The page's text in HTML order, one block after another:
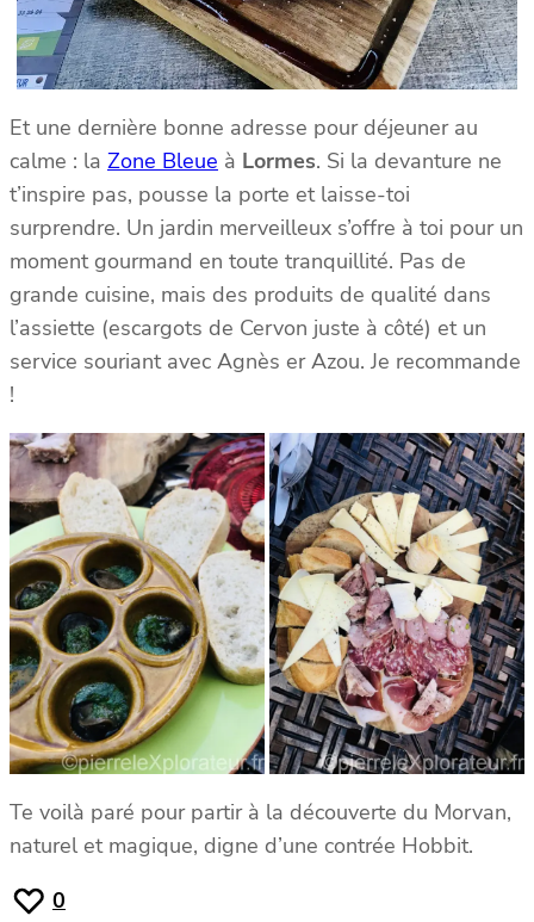
Et une dernière bonne adresse pour déjeuner au
calme : la Zone Bleue à Lormes. Si la devanture ne
t’inspire pas, pousse la porte et laisse-toi
surprendre. Un jardin merveilleux s’offre à toi pour un
moment gourmand en toute tranquillité. Pas de
grande cuisine, mais des produits de qualité dans
l’assiette (escargots de Cervon juste à côté) et un
service souriant avec Agnès er Azou. Je recommande
!
Te voilà paré pour partir à la découverte du Morvan,
naturel et magique, digne d’une contrée Hobbit.
0